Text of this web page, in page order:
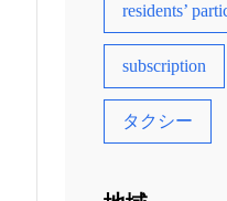
residents’
subscription
タクシー